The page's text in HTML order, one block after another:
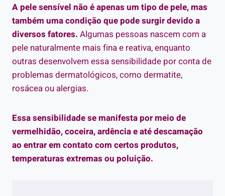
A pele sensível não é apenas um tipo de pele, mas
também uma condição que pode surgir devido a
diversos fatores. Algumas pessoas nascem com a
pele naturalmente mais fina e reativa, enquanto
outras desenvolvem essa sensibilidade por conta de
problemas dermatológicos, como dermatite,
rosácea ou alergias.
Essa sensibilidade se manifesta por meio de
vermelhidão, coceira, ardência e até descamação
ao entrar em contato com certos produtos,
temperaturas extremas ou poluição.